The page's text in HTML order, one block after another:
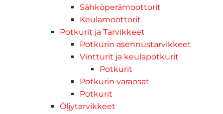
Sähköperämoottorit
Keulamoottorit
Potkurit ja Tarvikkeet
Potkurin asennustarvikkeet
Vintturit ja keulapotkurit
Potkurit
Potkurin varaosat
Potkurit
Öljytarvikkeet